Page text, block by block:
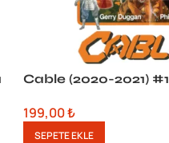
Cable (2020-2021) #1
199,00₺
SEPETE EKLE